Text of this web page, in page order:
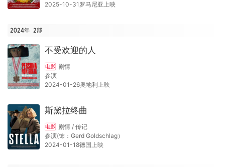
2025-10-31罗马尼亚上映
2024年 2部
不受欢迎的人
电影 剧情
参演
2024-01-26奥地利上映
斯黛拉终曲
电影 剧情 / 传记
参演(饰：Gerd Goldschlag）
2024-01-18德国上映